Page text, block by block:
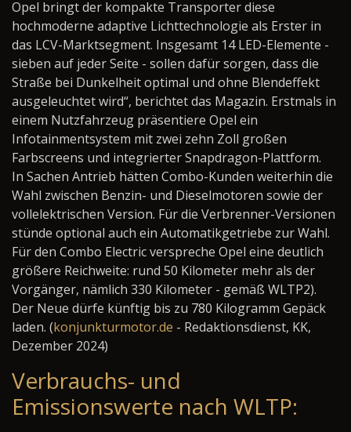
Opel bringt der kompakte Transporter diese
hochmoderne adaptive Lichttechnologie als Erster in
das LCV-Marktsegment. Insgesamt 14 LED-Elemente -
sieben auf jeder Seite - sollen dafür sorgen, dass die
Straße bei Dunkelheit optimal und ohne Blendeffekt
ausgeleuchtet wird“, berichtet das Magazin. Erstmals in
einem Nutzfahrzeug präsentiere Opel ein
Infotainmentsystem mit zwei zehn Zoll großen
Farbscreens und integrierter Snapdragon-Plattform.
In Sachen Antrieb hätten Combo-Kunden weiterhin die
Wahl zwischen Benzin- und Dieselmotoren sowie der
vollelektrischen Version. Für die Verbrenner-Versionen
stünde optional auch ein Automatikgetriebe zur Wahl.
Für den Combo Electric verspreche Opel eine deutlich
größere Reichweite: rund 50 Kilometer mehr als der
Vorgänger, nämlich 330 Kilometer - gemäß WLTP2).
Der Neue dürfe künftig bis zu 780 Kilogramm Gepäck
laden. (konjunkturmotor.de - Redaktionsdienst, KK,
Dezember 2024)
Verbrauchs- und
Emissionswerte nach WLTP: